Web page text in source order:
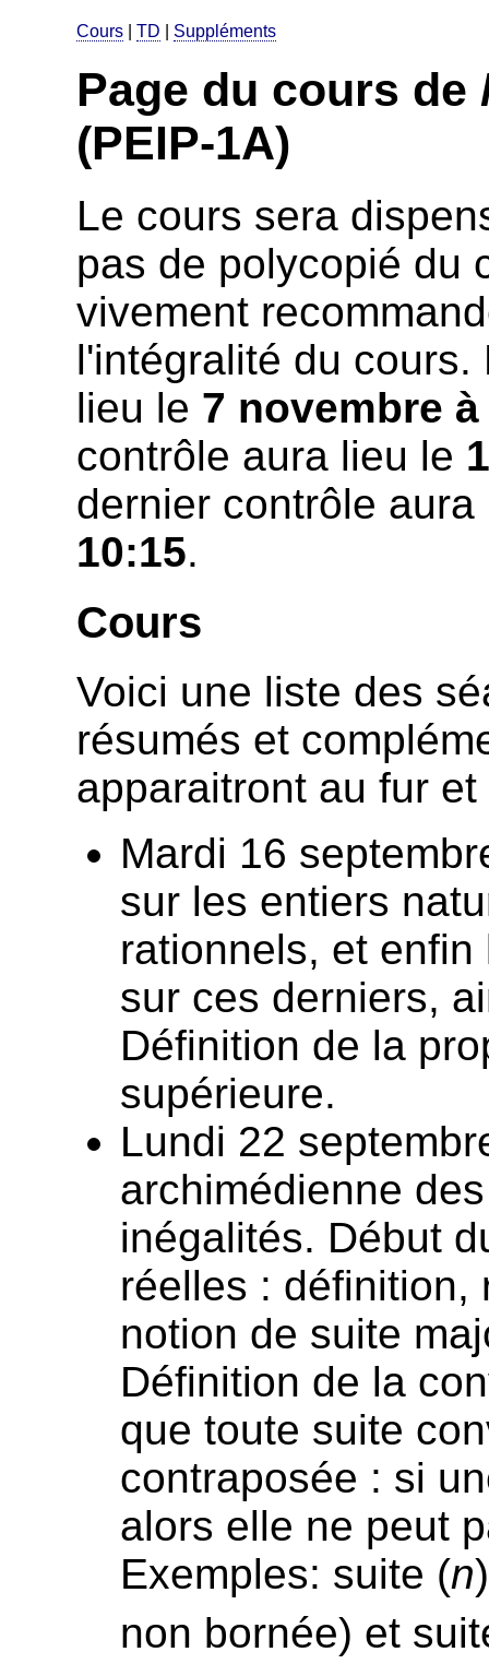
Cours TD Suppléments
Page du cours de
(PEIP-1A)
Le cours sera
pas de polycopié du
vivement
l'intégralité du
lieu le 7 novembre à
contrôle aura lieu le
dernier contrôle
10:15.
Cours
Voici une liste des
résumés et
apparaitront au fur
Mardi 16
sur les entiers
rationnels, et
sur ces derniers,
Définition de la
supérieure.
Lundi 22
archimédienne
inégalités. Début
réelles : définition,
notion de suite
Définition de la
que toute suite
contraposée : si
alors elle ne peut
Exemples: suite (n)
non bornée) et